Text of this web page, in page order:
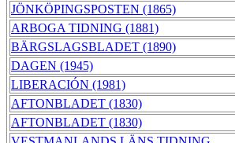
JÖNKÖPINGSPOSTEN (1865)
ARBOGA TIDNING (1881)
BÄRGSLAGSBLADET (1890)
DAGEN (1945)
LIBERACIÓN (1981)
AFTONBLADET (1830)
AFTONBLADET (1830)